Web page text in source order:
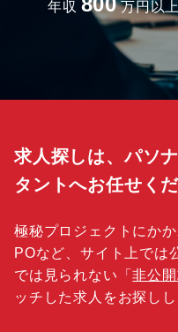
年収 万円以
求人探しは、パソ
タントへお任せくだ
極秘プロジェクトにか
POなど、サイト上では
では見られない「非公開
ッチした求人をお探しし